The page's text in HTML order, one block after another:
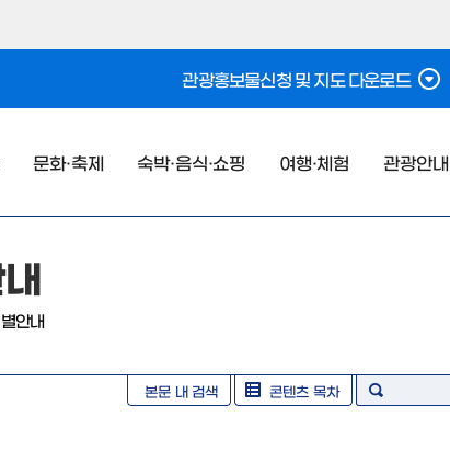
관광홍보물신청 및 지도 다운로드
문화·축제 숙박·음식·쇼핑 여행·체험 관광안내
안내
본문 내 검색 콘텐츠 목차